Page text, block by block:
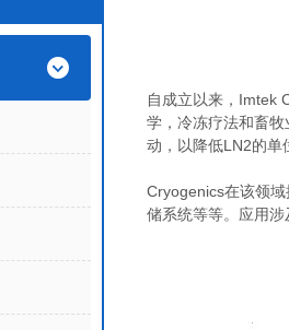
自成立以来， Imtek
学，冷冻疗法和畜
动，以降低LN2的单
Cryogenics在该领域
储系统等等。应用涉